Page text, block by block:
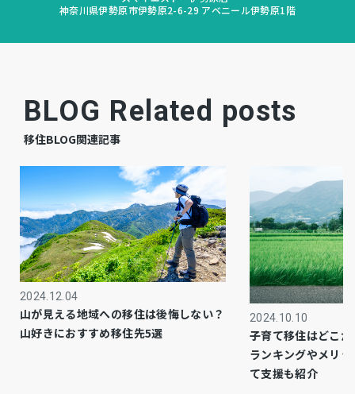
上水道 公共
ガス プロパン個別
都市計画 調整区域
用途地域 －
設備・条件 －
県との事前協議を再度行う必要があります
神奈川県伊勢原市伊勢原2-6-29 アベニール伊勢原1階
BLOG Related posts
移住BLOG関連記事
2024.12.04
山が見える地域への移住は後悔しない？
山好きにおすすめ移住先5選
2024.10.10
子育て移住はどこ
ランキングやメリ
て支援も紹介